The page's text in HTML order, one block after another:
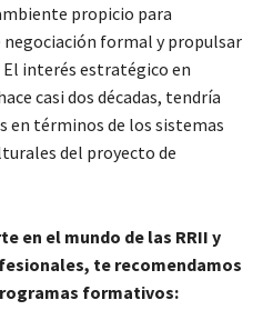
propicio para
negociación formal y propulsar
interés estratégico en
casi dos décadas, tendría
en términos de los sistemas
del proyecto de
en el mundo de las RRII y
te recomendamos
formativos: